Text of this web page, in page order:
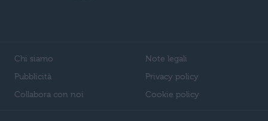
Chi siamo
Pubblicità
Collabora con noi
Note legali
Privacy policy
Cookie policy